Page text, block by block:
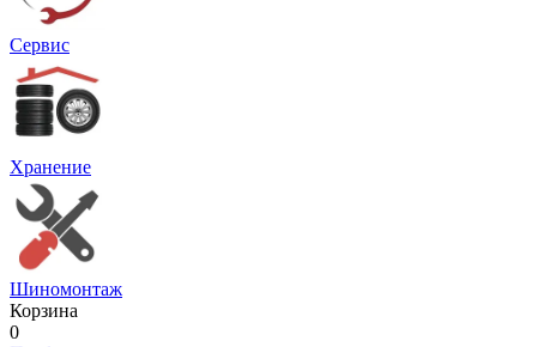
Сервис
Хранение
Шиномонтаж
Корзина
0